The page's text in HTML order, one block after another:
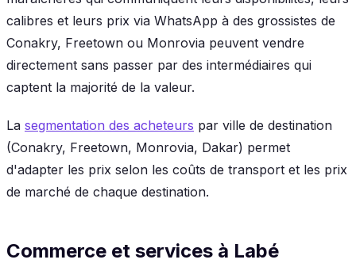
calibres et leurs prix via WhatsApp à des grossistes de
Conakry, Freetown ou Monrovia peuvent vendre
directement sans passer par des intermédiaires qui
captent la majorité de la valeur.
La segmentation des acheteurs par ville de destination
(Conakry, Freetown, Monrovia, Dakar) permet
d'adapter les prix selon les coûts de transport et les prix
de marché de chaque destination.
Commerce et services à Labé